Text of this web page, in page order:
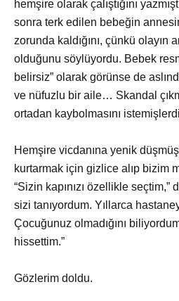
hemşire olarak çalıştığını
sonra terk edilen bebeğin
zorunda kaldığını, çünkü olayın
olduğunu söylüyordu. Bebek
belirsiz” olarak görünse de
ve nüfuzlu bir aile… Skandal
ortadan kaybolmasını
Hemşire vicdanına yenik
kurtarmak için gizlice alıp bizim
“Sizin kapınızı özellikle seçtim,”
sizi tanıyordum. Yıllarca
Çocuğunuz olmadığını
hissettim.”
Gözlerim doldu.